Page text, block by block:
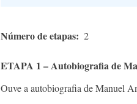
Número de etapas 2
ETAPA 1 – Autobiografia de
Ouve a autobiografia de Manuel